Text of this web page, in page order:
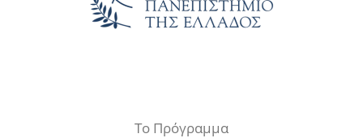
Το Πρόγραμμα